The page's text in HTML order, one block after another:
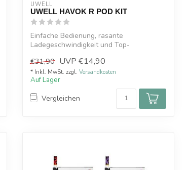
UWELL
UWELL HAVOK R POD KIT
Einfache Bedienung, rasante
Ladegeschwindigkeit und Top-
€31,90 UVP €14,90
* Inkl. MwSt. zzgl. Versandkosten
Auf Lager
Vergleichen